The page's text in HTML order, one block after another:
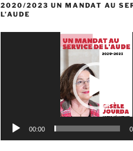
2020/2023 UN MANDAT AU
L’AUDE
00:00